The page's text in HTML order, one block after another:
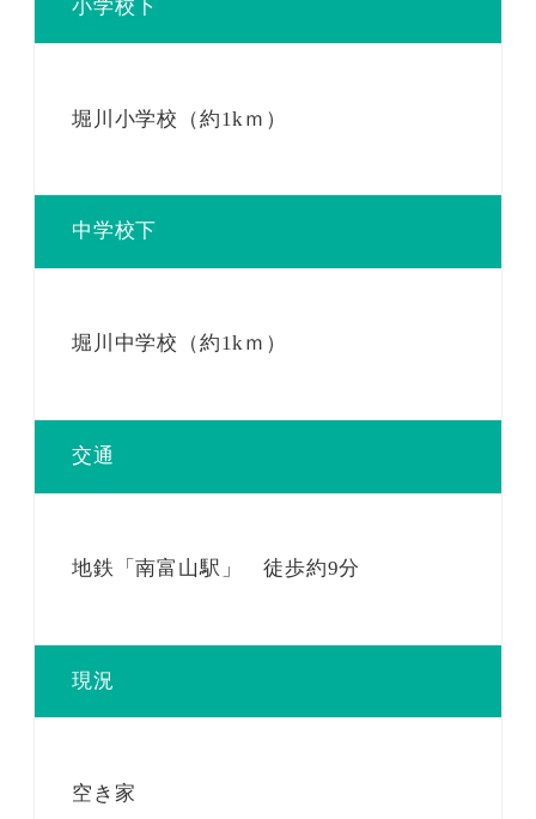
小学校下
堀川小学校（約1kｍ）
中学校下
堀川中学校（約1kｍ）
交通
地鉄「南富山駅」 徒歩約9分
現況
空き家